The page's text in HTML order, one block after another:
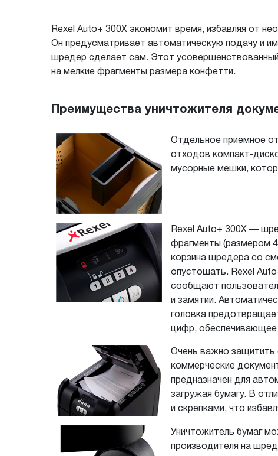
Rexel Auto+ 300X экономит время, избавляя от
Он предусматривает автоматическую подачу и
шредер сделает сам. Этот
на мелкие фрагменты размера конфетти.
Преимущества уничтожителя
Отдельное приемное
отходов компакт-
мусорные мешки,
Rexel Auto+ 300X —
фрагменты (размером
корзина шредера со
опустошать. Rexel
сообщают
и замятии.
головка
цифр, обеспечивающее
Очень важно защитить
коммерческие
предназначен для
загружая бумагу. В
и скрепками, что
Уничтожитель бумаг
производителя на